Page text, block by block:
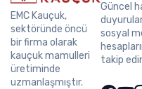
EMC Kauçuk,
sektöründe öncü
bir firma olarak
kauçuk mamulleri
üretiminde
uzmanlaşmıştır.
Güncel
sosyal
takip